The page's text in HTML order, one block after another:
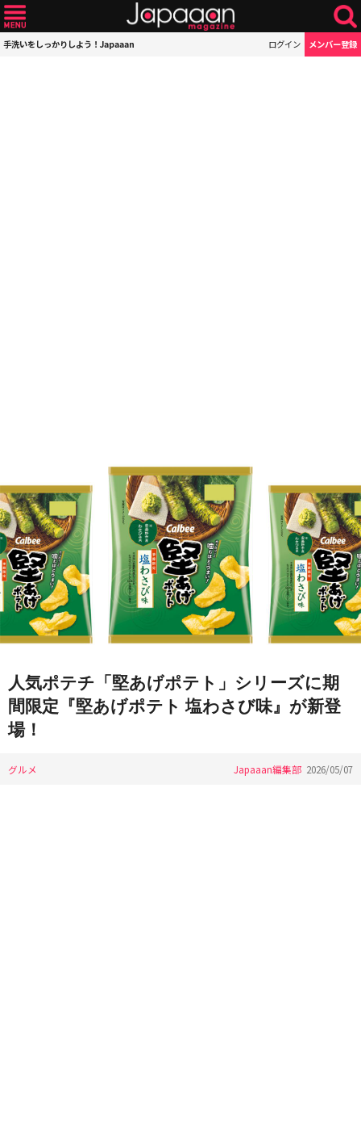
手洗いをしっかりしよう！Japaaan ログイン メンバー登録
人気ポテチ「堅あげポテト」シリーズに期
間限定『堅あげポテト 塩わさび味』が新登
場！
グルメ Japaaan編集部 2026/05/07